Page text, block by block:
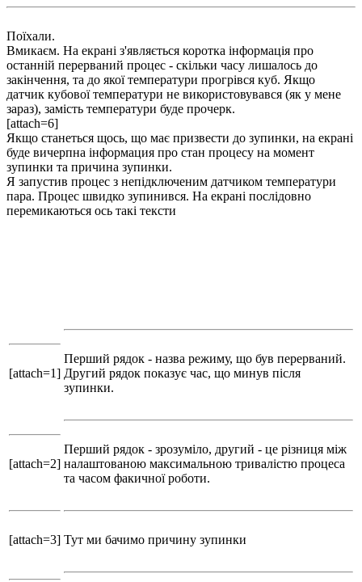
Поїхали.
Вмикаєм. На екрані з'являється коротка інформація про
останній перерваний процес - скільки часу лишалось до
закінчення, та до якої температури прогрівся куб. Якщо
датчик кубової температури не використовувався (як у мене
зараз), замість температури буде прочерк.
[attach=6]
Якщо станеться щось, що має призвести до зупинки, на екрані
буде вичерпна інформация про стан процесу на момент
зупинки та причина зупинки.
Я запустив процес з непідключеним датчиком температури
пара. Процес швидко зупинився. На екрані послідовно
перемикаються ось такі тексти
[attach=1]
Перший рядок - назва режиму, що був перерваний.
Другий рядок показує час, що минув після
зупинки.
[attach=2]
Перший рядок - зрозуміло, другий - це різниця між
налаштованою максимальною тривалістю процеса
та часом факичної роботи.
[attach=3] Тут ми бачимо причину зупинки